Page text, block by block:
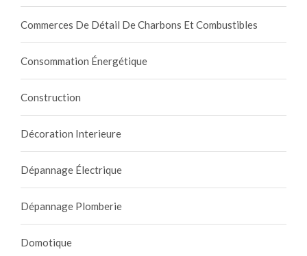
Commerces De Détail De Charbons Et Combustibles
Consommation Énergétique
Construction
Décoration Interieure
Dépannage Électrique
Dépannage Plomberie
Domotique